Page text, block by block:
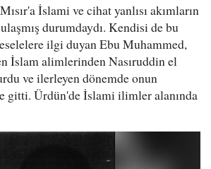
İslami ve cihat yanlısı akımların
durumdaydı. Kendisi de bu
ilgi duyan Ebu Muhammed,
İslam alimlerinden Nasıruddin el
ve ilerleyen dönemde onun
gitti. Ürdün'de İslami ilimler alanında